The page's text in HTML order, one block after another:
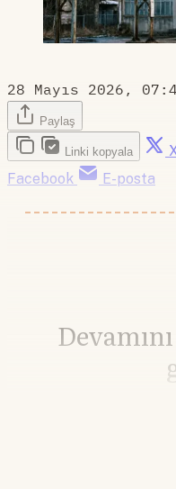
28 Mayıs 2026,
Paylaş
Linki kopyala
Facebook
E-posta